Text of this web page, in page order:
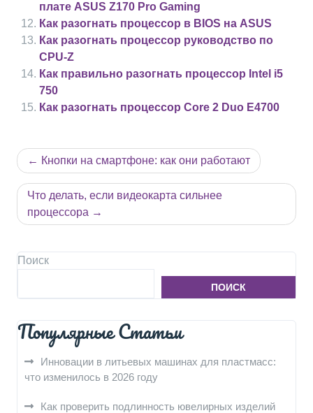
плате ASUS Z170 Pro Gaming
Как разогнать процессор в BIOS на ASUS
Как разогнать процессор руководство по
CPU-Z
Как правильно разогнать процессор Intel i5
750
Как разогнать процессор Core 2 Duo E4700
Навигация
по
записям
Кнопки на смартфоне: как они работают
Что делать, если видеокарта сильнее
процессора
Поиск
ПОИСК
Популярные Статьи
Инновации в литьевых машинах для пластмасс:
что изменилось в 2026 году
Как проверить подлинность ювелирных изделий